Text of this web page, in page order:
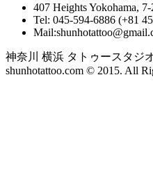
407 Heights Yokohama,
Tel: 045-594-6886 (+81
神奈川 横浜 タトゥースタジ
shunhotattoo.com © 2015. All